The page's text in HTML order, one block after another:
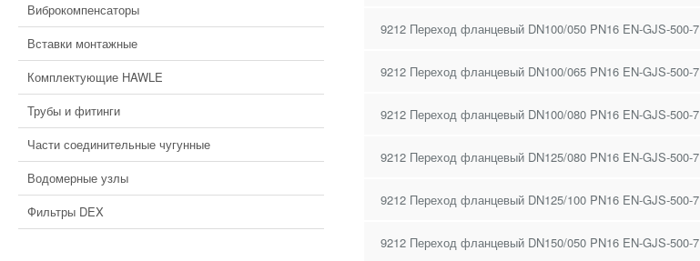
Виброкомпенсаторы
Вставки монтажные
Комплектующие HAWLE
Трубы и фитинги
Части соединительные чугунные
Водомерные узлы
Фильтры DEX
9212 Переход фланцевый DN100/050 PN16 EN-GJS-500-7
9212 Переход фланцевый DN100/065 PN16 EN-GJS-500-7
9212 Переход фланцевый DN100/080 PN16 EN-GJS-500-7
9212 Переход фланцевый DN125/080 PN16 EN-GJS-500-7
9212 Переход фланцевый DN125/100 PN16 EN-GJS-500-7
9212 Переход фланцевый DN150/050 PN16 EN-GJS-500-7